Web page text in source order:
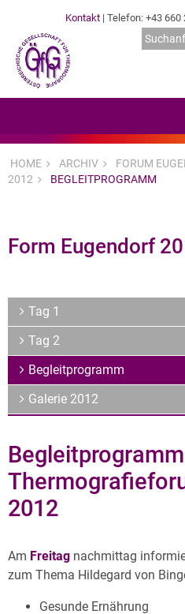
Kontakt | Telefon: +43 660
News & Veranstaltungen
Dienstleister
Expertenwissen & Normen
Archiv
Über uns
HOME ARCHIV FORUM
2012
BEGLEITPROGRAMM
Form Eugendorf
Tag 1
Tag 2
Begleitprogramm
Galerie 2012
Begleitprogramm
2012
Am Freitag nachmittag
zum Thema Hildegard von
Gesunde Ernährung